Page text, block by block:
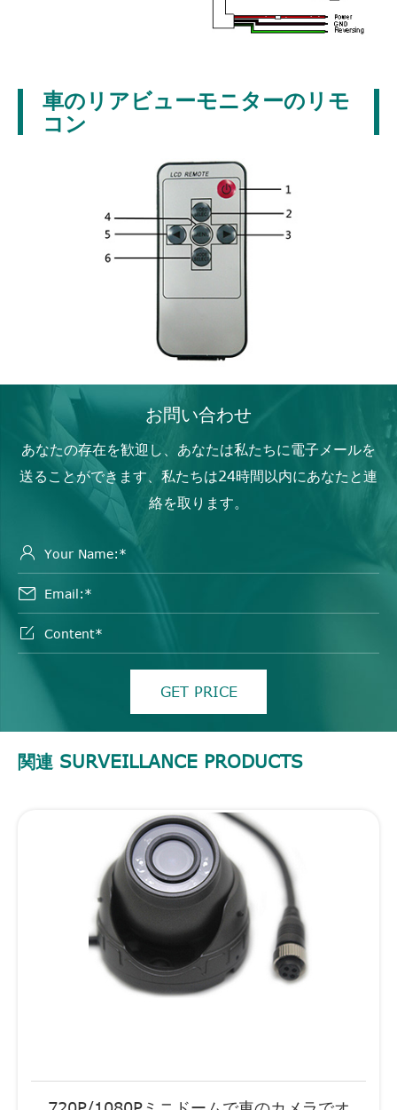
車のリアビューモニターのリモ
コン
お問い合わせ
あなたの存在を歓迎し、あなたは私たちに電子メールを
送ることができます、私たちは24時間以内にあなたと連
絡を取ります。



GET PRICE
関連 SURVEILLANCE PRODUCTS